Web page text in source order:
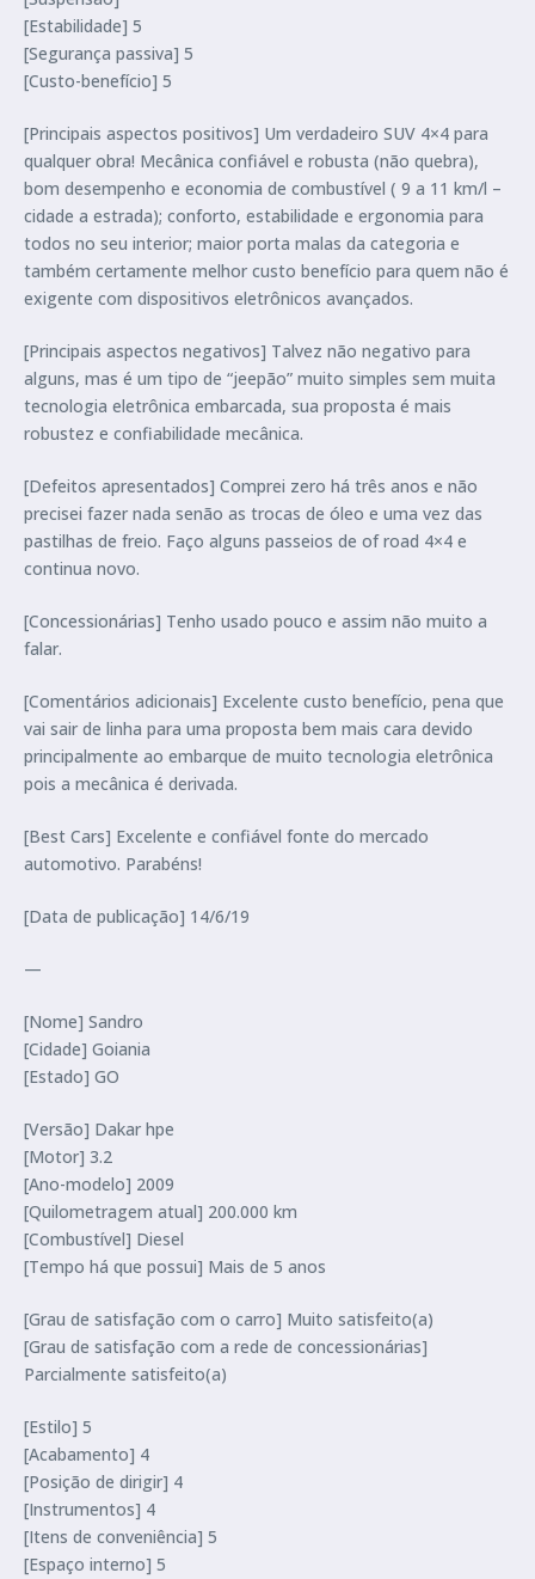
[Estabilidade] 5
[Segurança passiva] 5
[Custo-benefício] 5
[Principais aspectos positivos] Um verdadeiro SUV 4×4 para
qualquer obra! Mecânica confiável e robusta (não quebra),
bom desempenho e economia de combustível ( 9 a 11 km/l –
cidade a estrada); conforto, estabilidade e ergonomia para
todos no seu interior; maior porta malas da categoria e
também certamente melhor custo benefício para quem não é
exigente com dispositivos eletrônicos avançados.
[Principais aspectos negativos] Talvez não negativo para
alguns, mas é um tipo de “jeepão” muito simples sem muita
tecnologia eletrônica embarcada, sua proposta é mais
robustez e confiabilidade mecânica.
[Defeitos apresentados] Comprei zero há três anos e não
precisei fazer nada senão as trocas de óleo e uma vez das
pastilhas de freio. Faço alguns passeios de of road 4×4 e
continua novo.
[Concessionárias] Tenho usado pouco e assim não muito a
falar.
[Comentários adicionais] Excelente custo benefício, pena que
vai sair de linha para uma proposta bem mais cara devido
principalmente ao embarque de muito tecnologia eletrônica
pois a mecânica é derivada.
[Best Cars] Excelente e confiável fonte do mercado
automotivo. Parabéns!
[Data de publicação] 14/6/19
—
[Nome] Sandro
[Cidade] Goiania
[Estado] GO
[Versão] Dakar hpe
[Motor] 3.2
[Ano-modelo] 2009
[Quilometragem atual] 200.000 km
[Combustível] Diesel
[Tempo há que possui] Mais de 5 anos
[Grau de satisfação com o carro] Muito satisfeito(a)
[Grau de satisfação com a rede de concessionárias]
Parcialmente satisfeito(a)
[Estilo] 5
[Acabamento] 4
[Posição de dirigir] 4
[Instrumentos] 4
[Itens de conveniência] 5
[Espaço interno] 5